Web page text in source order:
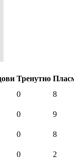
Тренутно
0
8
0
9
0 8
0
2